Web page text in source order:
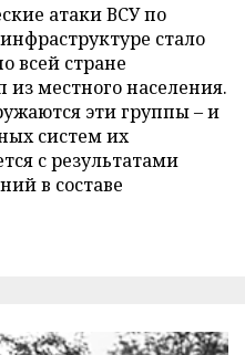
атаки ВСУ по
стало
всей стране
местного населения.
эти группы – и
систем их
с результатами
в составе